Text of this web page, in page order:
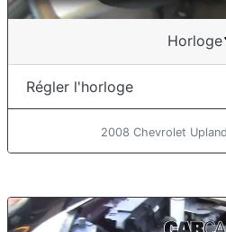
Horloge
Régler l'horloge
2008 Chevrolet